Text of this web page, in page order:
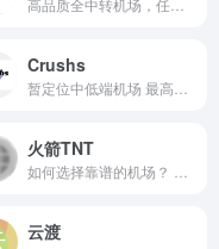
Crushs
火箭TNT
云渡